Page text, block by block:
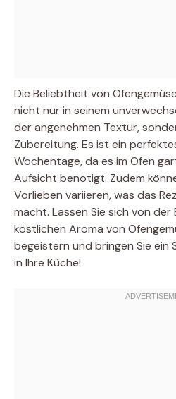
Die Beliebtheit von
nicht nur in seinem
der angenehmen Textur,
Zubereitung. Es ist ein
Wochentage, da es im Ofen
Aufsicht benötigt. Zudem
Vorlieben variieren, was das
macht. Lassen Sie sich von
köstlichen Aroma von
begeistern und bringen Sie ein
in Ihre Küche!